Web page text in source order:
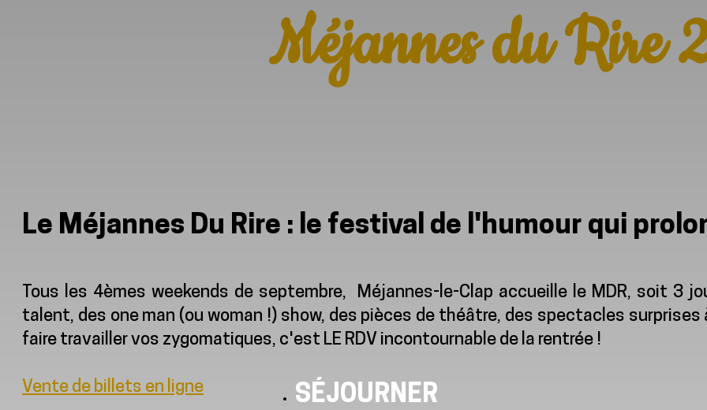
SÉJOURNER
Méjannes du Rire
Le Méjannes Du Rire : le festival de l'humour qui
Tous les 4èmes weekends de septembre, Méjannes-le-Clap accueille le MDR, soit 3
talent, des one man (ou woman !) show, des pièces de théâtre, des spectacles surprises
faire travailler vos zygomatiques, c'est LE RDV incontournable de la rentrée !
Vente de billets en ligne